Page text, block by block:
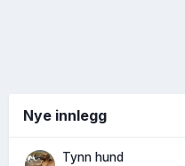
Nye innlegg
Tynn hund